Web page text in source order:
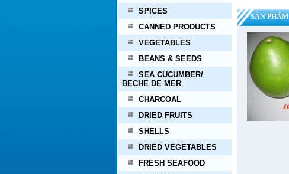
SPICES
CANNED PRODUCTS
VEGETABLES
BEANS & SEEDS
SEA CUCUMBER/
BECHE DE MER
CHARCOAL
DRIED FRUITS
SHELLS
DRIED VEGETABLES
FRESH SEAFOOD
SẢN PHẨM